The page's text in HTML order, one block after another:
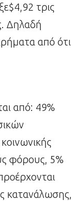
τρις
Δηλαδή
από ότι
από: 49%
φόρους, 5%
κατανάλωσης,